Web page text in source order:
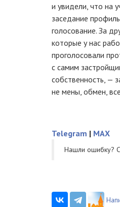
и увидели, что на
заседание
голосование. За
которые у нас
проголосовали
с самим
собственность, —
не мены, обмен,
Telegram | MAX
Нашли ошибку?